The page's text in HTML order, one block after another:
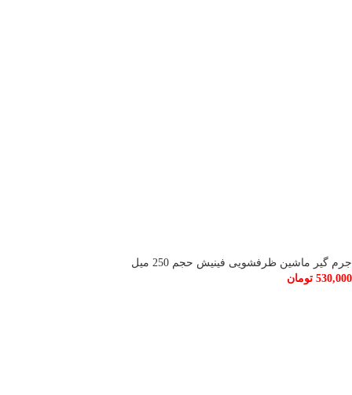
جرم گیر ماشین ظرفشویی فینیش حجم 250 میل
530,000 تومان